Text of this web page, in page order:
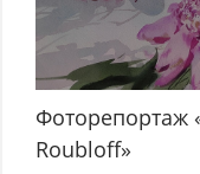
Фоторепортаж
Roubloff»